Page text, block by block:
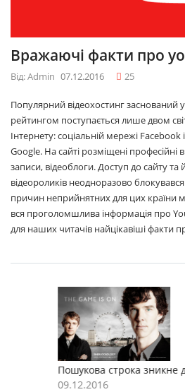
Вражаючі факти про
Від: Admin 07.12.2016 25
Популярний відеохостинг заснований
рейтингом поступається лише двом
Інтернету: соціальній мережі Facebook
Google. На сайті розміщені професійні
записи, відеоблоги. Доступ до сайту
відеороликів неодноразово
причин неприйнятних для цих країни
вся проголомшлива інформація про
для наших читачів найцікавіші факти
Пошукова строка зникне до
09.12.2016